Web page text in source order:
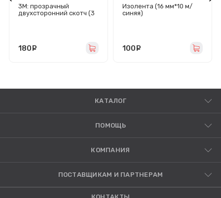
3M: прозрачный
двухсторонний скотч (3
180
Изолента (16 мм*10 м/
синяя)
100
КАТАЛОГ
ПОМОЩЬ
КОМПАНИЯ
ПОСТАВЩИКАМ И ПАРТНЕРАМ